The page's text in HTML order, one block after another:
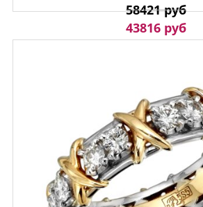
58421 руб
43816 руб